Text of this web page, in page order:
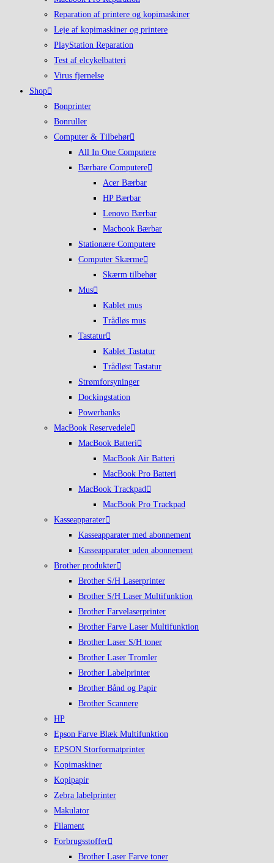
Reparation af printere og kopimaskiner
Leje af kopimaskiner og printere
PlayStation Reparation
Test af elcykelbatteri
Virus fjernelse
Shop
Bonprinter
Bonruller
Computer & Tilbehør
All In One Computere
Bærbare Computere
Acer Bærbar
HP Bærbar
Lenovo Bærbar
Macbook Bærbar
Stationære Computere
Computer Skærme
Skærm tilbehør
Mus
Kablet mus
Trådløs mus
Tastatur
Kablet Tastatur
Trådløst Tastatur
Strømforsyninger
Dockingstation
Powerbanks
MacBook Reservedele
MacBook Batteri
MacBook Air Batteri
MacBook Pro Batteri
MacBook Trackpad
MacBook Pro Trackpad
Kasseapparater
Kasseapparater med abonnement
Kasseapparater uden abonnement
Brother produkter
Brother S/H Laserprinter
Brother S/H Laser Multifunktion
Brother Farvelaserprinter
Brother Farve Laser Multifunktion
Brother Laser S/H toner
Brother Laser Tromler
Brother Labelprinter
Brother Bånd og Papir
Brother Scannere
HP
Epson Farve Blæk Multifunktion
EPSON Storformatprinter
Kopimaskiner
Kopipapir
Zebra labelprinter
Makulator
Filament
Forbrugsstoffer
Brother Laser Farve toner